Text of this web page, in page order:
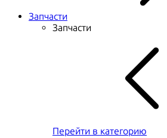
Запчасти
Запчасти
Перейти в категорию